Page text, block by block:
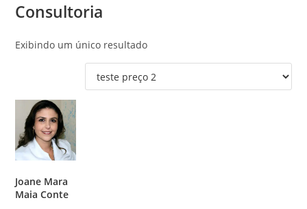
Consultoria
Exibindo um único resultado
Joane Mara
Maia Conte